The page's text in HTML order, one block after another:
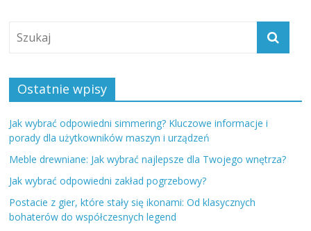
Ostatnie wpisy
Jak wybrać odpowiedni simmering? Kluczowe informacje i
porady dla użytkowników maszyn i urządzeń
Meble drewniane: Jak wybrać najlepsze dla Twojego wnętrza?
Jak wybrać odpowiedni zakład pogrzebowy?
Postacie z gier, które stały się ikonami: Od klasycznych
bohaterów do współczesnych legend